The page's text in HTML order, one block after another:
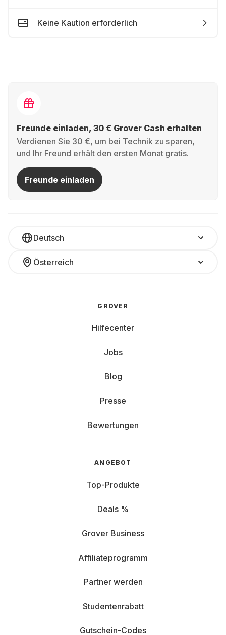
Keine Kaution erforderlich
Freunde einladen, 30 € Grover Cash erhalten
Verdienen Sie 30 €, um bei Technik zu sparen,
und Ihr Freund erhält den ersten Monat gratis.
Freunde einladen
Deutsch
Österreich
GROVER
Hilfecenter
Jobs
Blog
Presse
Bewertungen
ANGEBOT
Top-Produkte
Deals %
Grover Business
Affiliateprogramm
Partner werden
Studentenrabatt
Gutschein-Codes